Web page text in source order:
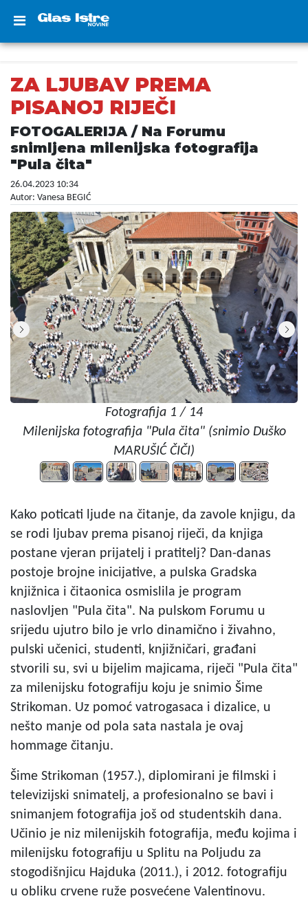
ZA LJUBAV PREMA
PISANOJ RIJEČI
FOTOGALERIJA / Na Forumu
snimljena milenijska fotografija
"Pula čita"
26.04.2023 10:34
Autor: Vanesa BEGIĆ
Fotografija 1 / 14
Milenijska fotografija "Pula čita" (snimio Duško
MARUŠIĆ ČIČI)
Kako poticati ljude na čitanje, da zavole knjigu, da
se rodi ljubav prema pisanoj riječi, da knjiga
postane vjeran prijatelj i pratitelj? Dan-danas
postoje brojne inicijative, a pulska Gradska
knjižnica i čitaonica osmislila je program
naslovljen "Pula čita". Na pulskom Forumu u
srijedu ujutro bilo je vrlo dinamično i živahno,
pulski učenici, studenti, knjižničari, građani
stvorili su, svi u bijelim majicama, riječi "Pula čita"
za milenijsku fotografiju koju je snimio Šime
Strikoman. Uz pomoć vatrogasaca i dizalice, u
nešto manje od pola sata nastala je ovaj
hommage čitanju.
Šime Strikoman (1957.), diplomirani je filmski i
televizijski snimatelj, a profesionalno se bavi i
snimanjem fotografija još od studentskih dana.
Učinio je niz milenijskih fotografija, među kojima i
milenijsku fotografiju u Splitu na Poljudu za
stogodišnjicu Hajduka (2011.), i 2012. fotografiju
u obliku crvene ruže posvećene Valentinovu.